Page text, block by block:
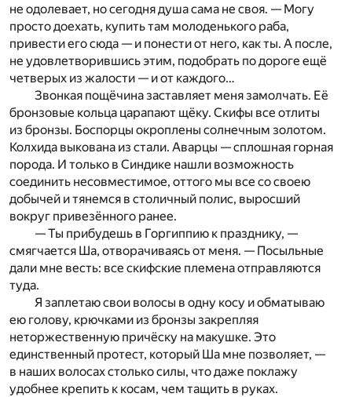
не одолевает, но сегодня душа сама не своя. — Могу
просто доехать, купить там молоденького раба,
привести его сюда — и понести от него, как ты. А после,
не удовлетворившись этим, подобрать по дороге ещё
четверых из жалости — и от каждого…
Звонкая пощёчина заставляет меня замолчать. Её
бронзовые кольца царапают щёку. Скифы все отлиты
из бронзы. Боспорцы окроплены солнечным золотом.
Колхида выкована из стали. Аварцы — сплошная горная
порода. И только в Синдике нашли возможность
соединить несовместимое, оттого мы все со своею
добычей и тянемся в столичный полис, выросший
вокруг привезённого ранее.
— Ты прибудешь в Горгиппию к празднику, —
смягчается Ша, отворачиваясь от меня. — Посыльные
дали мне весть: все скифские племена отправляются
туда.
Я заплетаю свои волосы в одну косу и обматываю
ею голову, крючками из бронзы закрепляя
неторжественную причёску на макушке. Это
единственный протест, который Ша мне позволяет, —
в наших волосах столько силы, что даже поклажу
удобнее крепить к косам, чем тащить в руках.